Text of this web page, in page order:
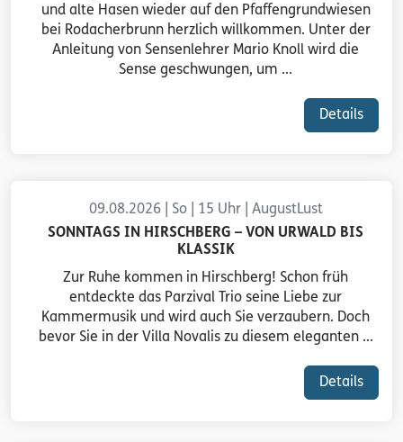
und alte Hasen wieder auf den Pfaffengrundwiesen
bei Rodacherbrunn herzlich willkommen. Unter der
Anleitung von Sensenlehrer Mario Knoll wird die
Sense geschwungen, um ...
Details
09.08.2026 | So | 15 Uhr | AugustLust
SONNTAGS IN HIRSCHBERG – VON URWALD BIS
KLASSIK
Zur Ruhe kommen in Hirschberg! Schon früh
entdeckte das Parzival Trio seine Liebe zur
Kammermusik und wird auch Sie verzaubern. Doch
bevor Sie in der Villa Novalis zu diesem eleganten ...
Details